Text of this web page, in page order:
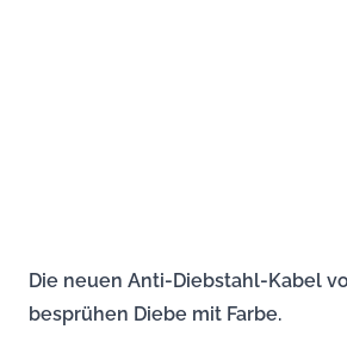
Die neuen Anti-Diebstahl-Kabel
besprühen Diebe mit Farbe.